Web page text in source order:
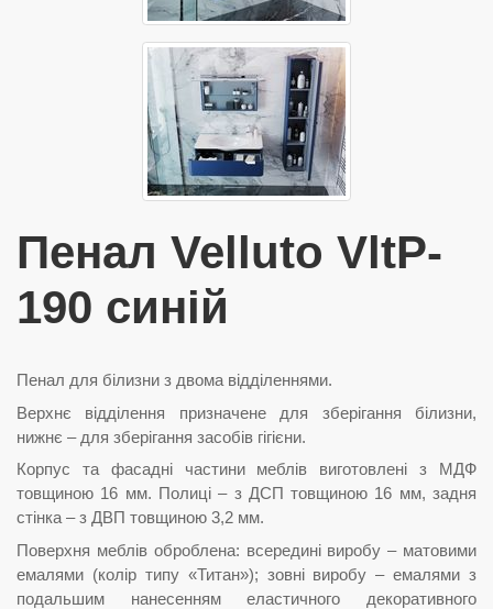
Пенал Velluto VltP-
190 синій
Пенал для білизни з двома відділеннями.
Верхнє відділення призначене для зберігання білизни,
нижнє – для зберігання засобів гігієни.
Корпус та фасадні частини меблів виготовлені з МДФ
товщиною 16 мм. Полиці – з ДСП товщиною 16 мм, задня
стінка – з ДВП товщиною 3,2 мм.
Поверхня меблів оброблена: всередині виробу – матовими
емалями (колір типу «Титан»); зовні виробу – емалями з
подальшим нанесенням еластичного декоративного